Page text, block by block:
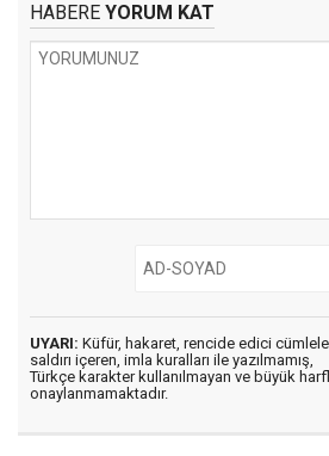
HABERE YORUM KAT
UYARI: Küfür, hakaret, rencide edici
saldırı içeren, imla kuralları ile yazılmamış,
Türkçe karakter kullanılmayan ve büyük
onaylanmamaktadır.